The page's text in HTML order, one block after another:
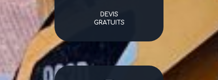
DEVIS
GRATUITS